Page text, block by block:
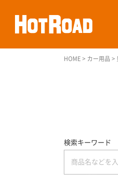
HOME > カー用品 >
検索キーワード